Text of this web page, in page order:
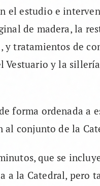
el estudio e
de madera, la
tratamientos de
y la
forma ordenada a
conjunto de la
que se
a la Catedral, pero